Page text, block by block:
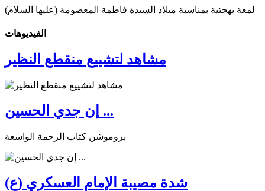
لمعة بهجتية بمناسبة ميلاد السيدة فاطمة المعصومة (عليها السلام)
الفیدیوهات
مشاهد لتشييع منقطع النظير
إن جدي الحسين ...
بروموشن كتاب الرحمة الواسعة
شدة مصيبة الإمام العسكري (ع)